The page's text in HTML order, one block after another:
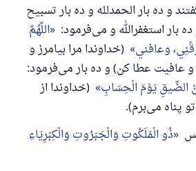
و ده بار الحمدلله و ده بار تسبیح
و ده بار استغفرالله و می‌فرمود: اللَّهُمَّ
وعافني (خداوندا مرا بیامرز و
عافیت عطا کن) و ده بار می‌فرمود:
الضِّيقِ يَوْمَ الْحِسَابِ (خداوندا از
پناه می‌برم).
ذُو الْمَلَكُوتِ وَالْجَبَرُوتِ وَالْكِبْرِيَاءِ